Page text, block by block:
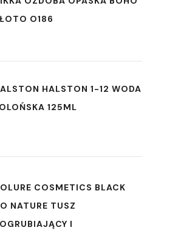
O186
HALSTON 1-12 WODA
125ML
COSMETICS BLACK
NATURE TUSZ
I